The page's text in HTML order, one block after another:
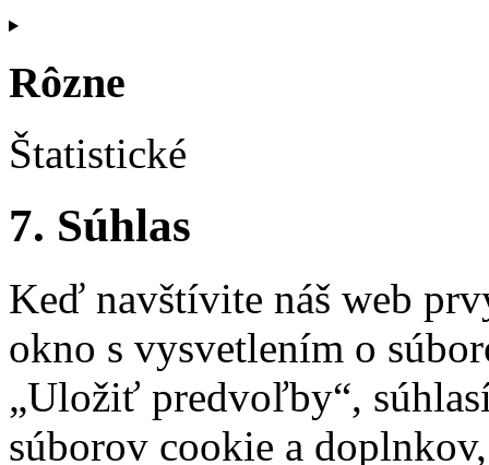
Consent
service
tawk
Rôzne
Štatistické
to
service
7. Súhlas
Keď navštívite náš web
okno s vysvetlením o
„Uložiť predvoľby“,
súborov cookie a